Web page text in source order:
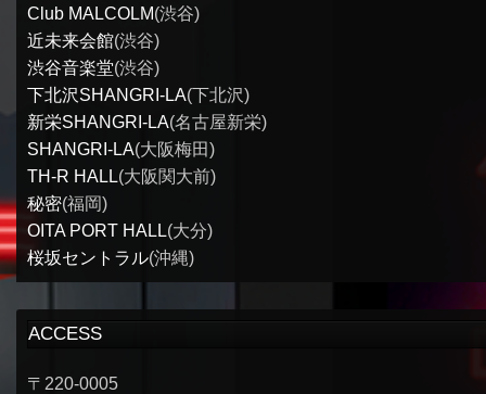
Club MALCOLM(渋谷)
近未来会館(渋谷)
渋谷音楽堂(渋谷)
下北沢SHANGRI-LA(下北沢)
新栄SHANGRI-LA(名古屋新栄)
SHANGRI-LA(大阪梅田)
TH-R HALL(大阪関大前)
秘密(福岡)
OITA PORT HALL(大分)
桜坂セントラル(沖縄)
ACCESS
〒220-0005